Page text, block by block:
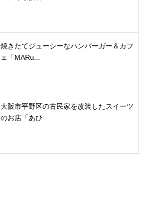
焼きたてジューシーなハンバーガー＆カフ
ェ「MARu...
大阪市平野区の古民家を改装したスイーツ
のお店「あひ...